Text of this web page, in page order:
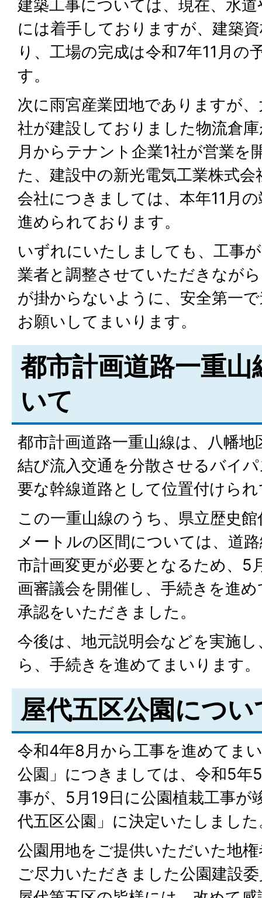
建築工事については、現在、水
には着手しておりますが、建築
り、工場の完成は令和7年11月の
す。
次に雨宮産業団地でありますが
社が建設しておりました物流倉
月からテナント企業1社が営業を
た、建設中の新光電気工業株式
会社につきましては、本年11月
進められております。
いずれにいたしましても、工事
業者と調整させていただきなが
が掛からないように、安全第一
お願いしてまいります。
都市計画道路一重
いて
都市計画道路一重山線は、八幡
結び流入交通を分散させるバイ
要な幹線道路として位置付けら
この一重山線のうち、県立歴史
メートルの区間については、道
市計画変更が必要となるため、5
画審議会を開催し、手続きを進
承認をいただきました。
今後は、地元説明会などを実施
ら、手続きを進めてまいります。
屋代五区公園につい
令和4年8月から工事を進めてま
公園」につきましては、令和5年
事が、5月19日に公園植栽工事が
代五区公園」に決定いたしました
公園用地をご提供いただいた地
ご尽力いただきました公園建設